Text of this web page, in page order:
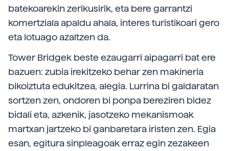
batekoarekin zerikusirik, eta bere garrantzi
komertziala apaldu ahala, interes turistikoari gero
eta lotuago azaltzen da.
Tower Bridgek beste ezaugarri aipagarri bat ere
bazuen: zubia irekitzeko behar zen makineria
bikoiztuta edukitzea, alegia. Lurrina bi galdaratan
sortzen zen, ondoren bi ponpa bereziren bidez
bidali eta, azkenik, jasotzeko mekanismoak
martxan jartzeko bi ganbaretara iristen zen. Egia
esan, egitura sinpleagoak erraz egin zezakeen